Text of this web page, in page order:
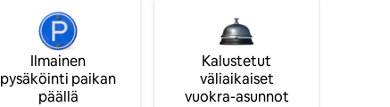
Ilmainen
pysäköinti paikan
päällä
Kalustetut
väliaikaiset
vuokra-asunnot